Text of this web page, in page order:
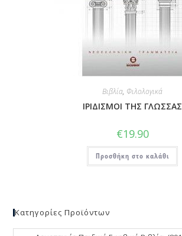
Βιβλία, Φιλολογικά
ΙΡΙΔΙΣΜΟΙ ΤΗΣ ΓΛΩΣΣΑΣ
€19.90
Προσθήκη στο καλάθι
Κατηγορίες Προϊόντων